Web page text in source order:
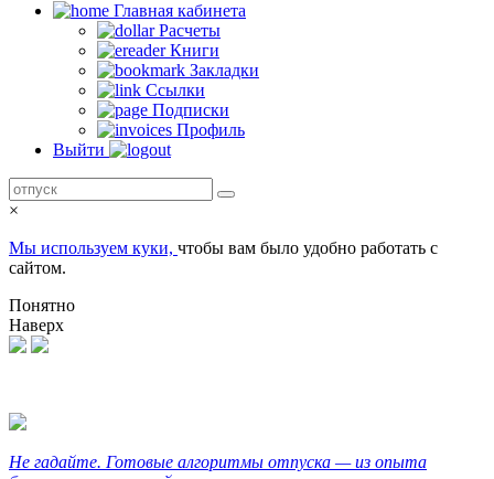
Главная кабинетa
Расчеты
Книги
Закладки
Ссылки
Подписки
Профиль
Выйти
×
Мы используем куки, чтобы вам было удобно работать с
сайтом.
Понятно
Наверх
Не гадайте. Готовые алгоритмы отпуска — из опыта